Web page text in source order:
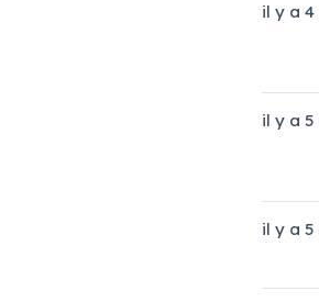
il y a 4
il y a 5
il y a 5